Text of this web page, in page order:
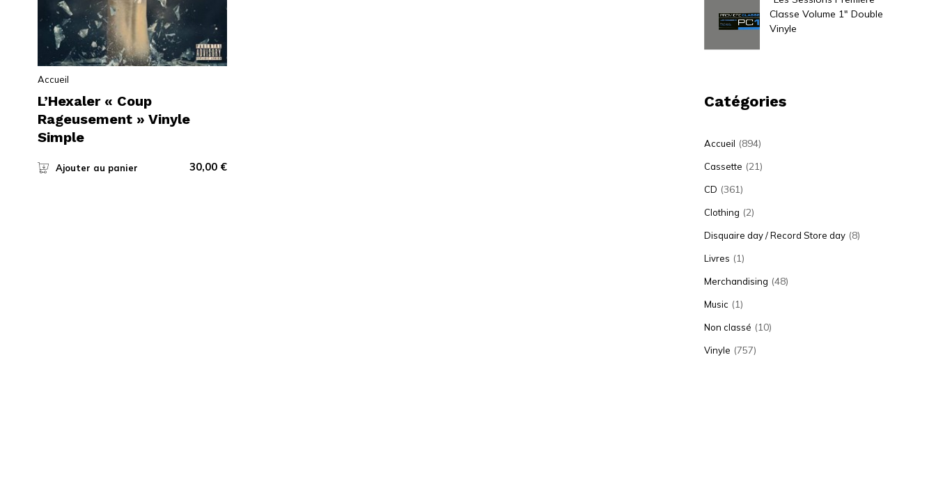
Accueil
L’Hexaler « Coup
Rageusement » Vinyle
Simple
Ajouter au panier 30,00 €
Classe Volume 1" Double
Vinyle
Catégories
Accueil (894)
Cassette (21)
CD (361)
Clothing (2)
Disquaire day / Record Store day (8)
Livres (1)
Merchandising (48)
Music (1)
Non classé (10)
Vinyle (757)